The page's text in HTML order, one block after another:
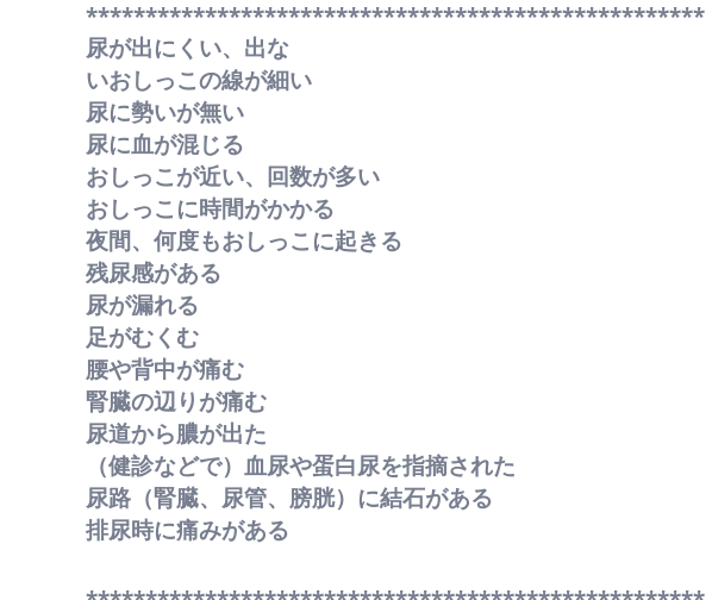
****************************************************
尿が出にくい、出な
いおしっこの線が細い
尿に勢いが無い
尿に血が混じる
おしっこが近い、回数が多い
おしっこに時間がかかる
夜間、何度もおしっこに起きる
残尿感がある
尿が漏れる
足がむくむ
腰や背中が痛む
腎臓の辺りが痛む
尿道から膿が出た
（健診などで）血尿や蛋白尿を指摘された
尿路（腎臓、尿管、膀胱）に結石がある
排尿時に痛みがある